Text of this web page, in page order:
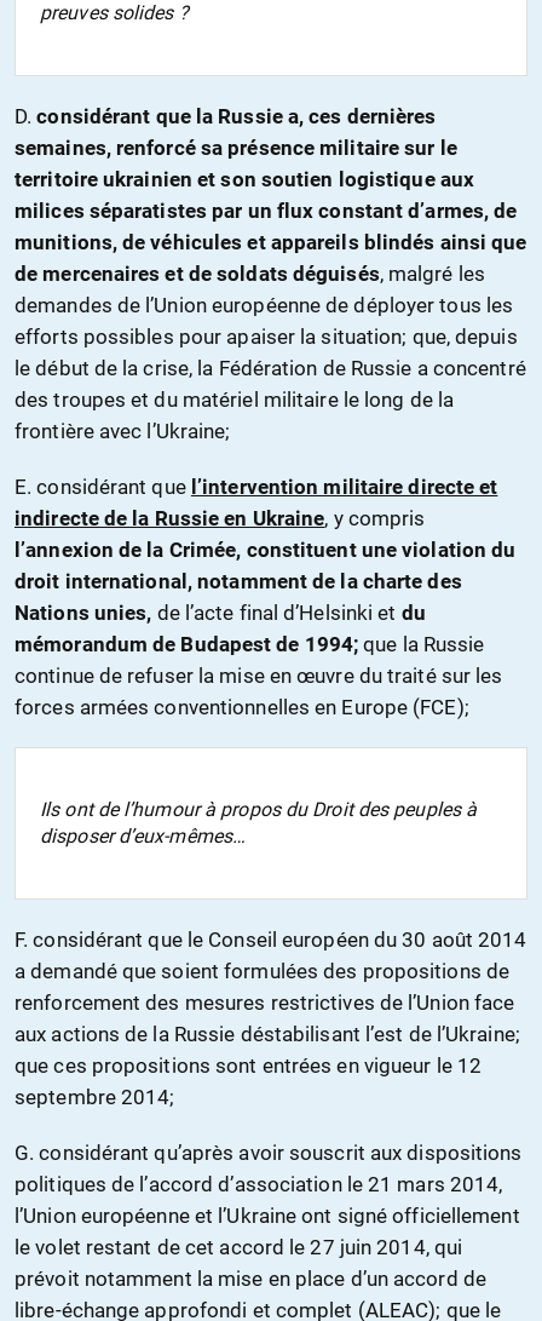
preuves solides ?
D.considérant que la Russie a, ces dernières
semaines, renforcé sa présence militaire sur le
territoire ukrainien et son soutien logistique aux
milices séparatistes par un flux constant d’armes, de
munitions, de véhicules et appareils blindés ainsi que
de mercenaires et de soldats déguisés, malgré les
demandes de l’Union européenne de déployer tous les
efforts possibles pour apaiser la situation; que, depuis
le début de la crise, la Fédération de Russie a concentré
des troupes et du matériel militaire le long de la
frontière avec l’Ukraine;
E. considérant que l’intervention militaire directe et
indirecte de la Russie en Ukraine, y compris
l’annexion de la Crimée, constituent une violation du
droit international, notamment de la charte des
Nations unies, de l’acte final d’Helsinki et du
mémorandum de Budapest de 1994; que la Russie
continue de refuser la mise en œuvre du traité sur les
forces armées conventionnelles en Europe (FCE);
Ils ont de l’humour à propos du Droit des peuples à
disposer d’eux-mêmes…
F. considérant que le Conseil européen du 30 août 2014
a demandé que soient formulées des propositions de
renforcement des mesures restrictives de l’Union face
aux actions de la Russie déstabilisant l’est de l’Ukraine;
que ces propositions sont entrées en vigueur le 12
septembre 2014;
G. considérant qu’après avoir souscrit aux dispositions
politiques de l’accord d’association le 21 mars 2014,
l’Union européenne et l’Ukraine ont signé officiellement
le volet restant de cet accord le 27 juin 2014, qui
prévoit notamment la mise en place d’un accord de
libre-échange approfondi et complet (ALEAC); que le